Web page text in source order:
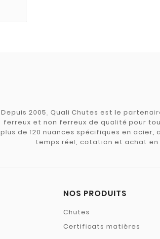
Depuis 2005, Quali Chutes est le
ferreux et non ferreux de qualité pour
plus de 120 nuances spécifiques en
temps réel, cotation et achat en
NOS PRODUITS
Chutes
Certificats matières